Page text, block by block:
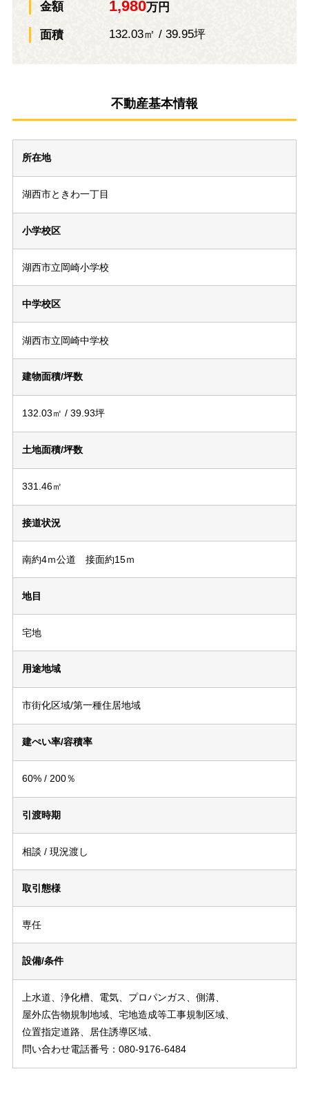
金額 1,980万円
面積 132.03㎡ / 39.95坪
不動産基本情報
所在地
湖西市ときわ一丁目
小学校区
湖西市立岡崎小学校
中学校区
湖西市立岡崎中学校
建物面積/坪数
132.03㎡ / 39.93坪
土地面積/坪数
331.46㎡
接道状況
南約4ｍ公道 接面約15ｍ
地目
宅地
用途地域
市街化区域/第一種住居地域
建ぺい率/容積率
60% / 200％
引渡時期
相談 / 現況渡し
取引態様
専任
設備/条件
上水道、浄化槽、電気、プロパンガス、側溝、
屋外広告物規制地域、宅地造成等工事規制区域、
位置指定道路、居住誘導区域、
問い合わせ電話番号：080-9176-6484